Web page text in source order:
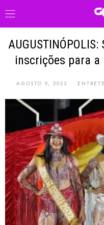
inscrições para a
AGOSTO 9, 2023